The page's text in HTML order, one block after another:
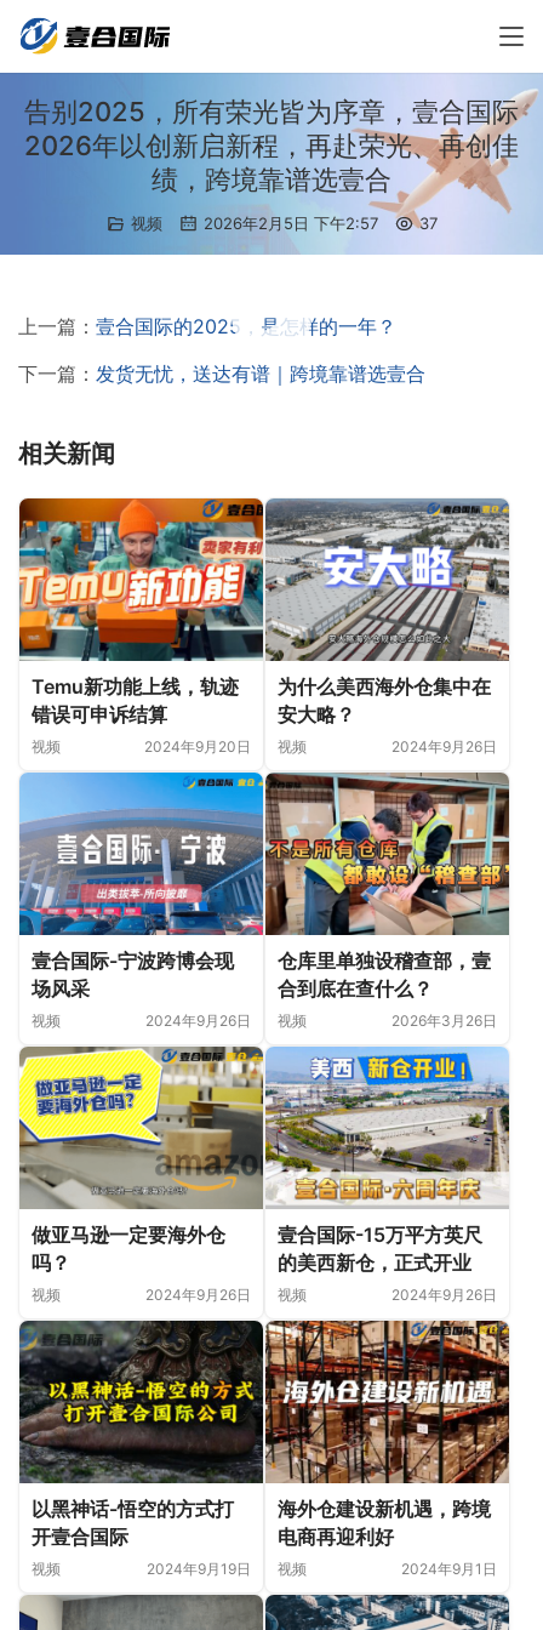
告别2025，所有荣光皆为序章，壹合国际
2026年以创新启新程，再赴荣光、再创佳
绩，跨境靠谱选壹合
视频 2026年2月5日 下午2:57 37
上一篇： 壹合国际的2025，是怎样的一年？
下一篇： 发货无忧，送达有谱｜跨境靠谱选壹合
相关新闻
Temu新功能上线，轨迹
错误可申诉结算
视频 2024年9月20日
为什么美西海外仓集中在
安大略？
视频 2024年9月26日
壹合国际-宁波跨博会现
场风采
视频 2024年9月26日
仓库里单独设稽查部，壹
合到底在查什么？
视频 2026年3月26日
做亚马逊一定要海外仓
吗？
视频 2024年9月26日
壹合国际-15万平方英尺
的美西新仓，正式开业
视频 2024年9月26日
以黑神话-悟空的方式打
开壹合国际
视频 2024年9月19日
海外仓建设新机遇，跨境
电商再迎利好
视频 2024年9月1日